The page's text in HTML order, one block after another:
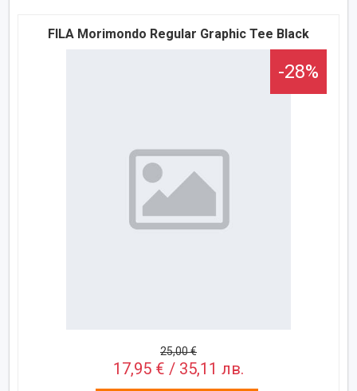
FILA Morimondo Regular Graphic Tee Black
-28%
25,00 €
17,95 € / 35,11 лв.